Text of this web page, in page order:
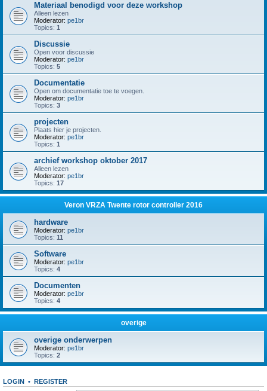
Materiaal benodigd voor deze workshop
Alleen lezen
Moderator: pe1br
Topics: 1
Discussie
Open voor discussie
Moderator: pe1br
Topics: 5
Documentatie
Open om documentatie toe te voegen.
Moderator: pe1br
Topics: 3
projecten
Plaats hier je projecten.
Moderator: pe1br
Topics: 1
archief workshop oktober 2017
Alleen lezen
Moderator: pe1br
Topics: 17
Veron VRZA Twente rotor controller 2016
hardware
Moderator: pe1br
Topics: 11
Software
Moderator: pe1br
Topics: 4
Documenten
Moderator: pe1br
Topics: 4
overige
overige onderwerpen
Moderator: pe1br
Topics: 2
LOGIN • REGISTER